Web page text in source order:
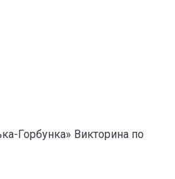
Горбунка» Викторина по